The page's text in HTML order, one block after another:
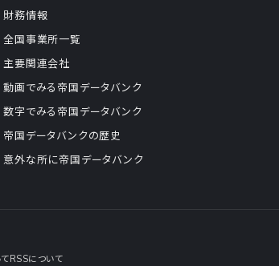
財務情報
全国事業所一覧
主要関連会社
動画でみる帝国データバンク
数字でみる帝国データバンク
帝国データバンクの歴史
意外な所に帝国データバンク
RSSについて